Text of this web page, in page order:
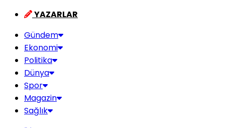
YAZARLAR
Gündem
Ekonomi
Politika
Dünya
Spor
Magazin
Sağlık